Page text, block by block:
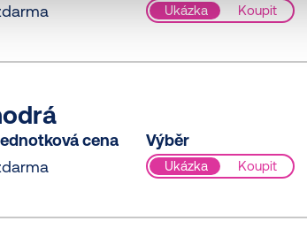
Ukázka Koupit
cena
Výběr
Ukázka Koupit